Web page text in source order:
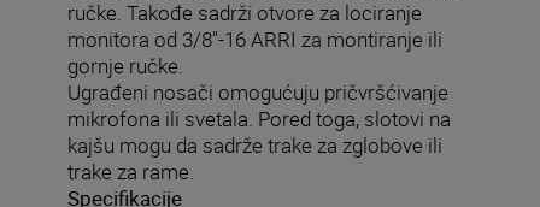
ručke. Takođe sadrži otvore za lociranje
monitora od 3/8"-16 ARRI za montiranje ili
gornje ručke.
Ugrađeni nosači omogućuju pričvršćivanje
mikrofona ili svetala. Pored toga, slotovi na
kajšu mogu da sadrže trake za zglobove ili
trake za rame.
Specifikacije